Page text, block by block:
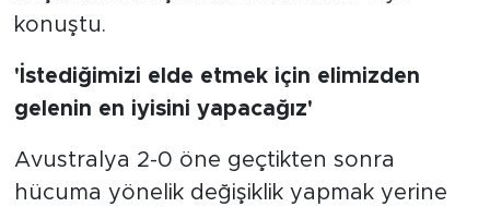
konuştu.
'İstediğimizi elde etmek için elimizden
gelenin en iyisini yapacağız'
Avustralya 2-0 öne geçtikten sonra
hücuma yönelik değişiklik yapmak yerine